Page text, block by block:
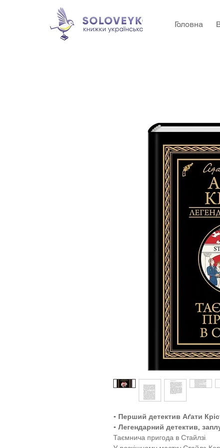
Головна
• Перший детектив Аґати
• Легендарний детектив,
Таємнича пригода в Стайлзі.